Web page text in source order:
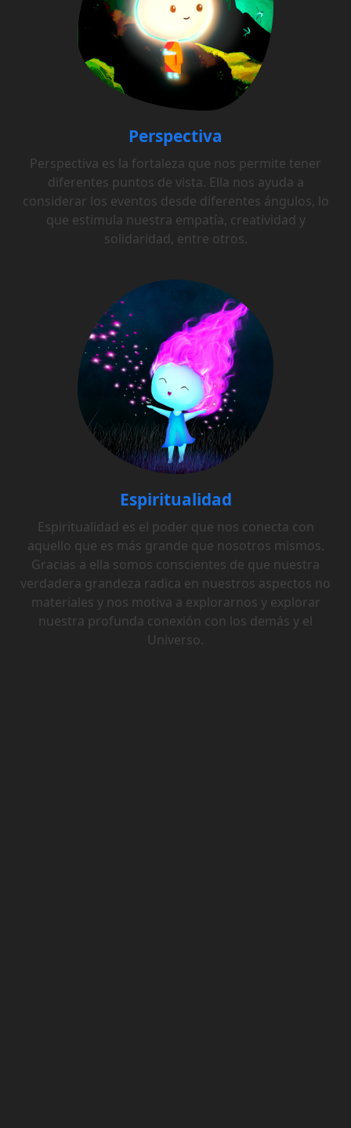
Perspectiva
Perspectiva es la fortaleza que nos permite tener
diferentes puntos de vista. Ella nos ayuda a
considerar los eventos desde diferentes ángulos, lo
que estimula nuestra empatía, creatividad y
solidaridad, entre otros.
Espiritualidad
Espiritualidad es el poder que nos conecta con
aquello que es más grande que nosotros mismos.
Gracias a ella somos conscientes de que nuestra
verdadera grandeza radica en nuestros aspectos no
materiales y nos motiva a explorarnos y explorar
nuestra profunda conexión con los demás y el
Universo.